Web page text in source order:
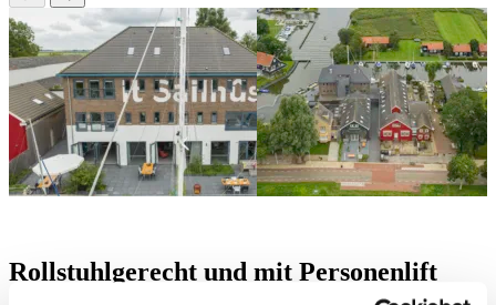
Rollstuhlgerecht und mit Personenlift